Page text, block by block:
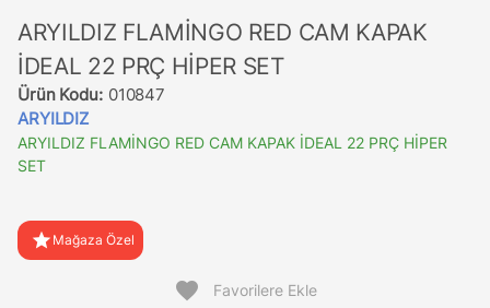
ARYILDIZ FLAMİNGO RED CAM KAPAK
İDEAL 22 PRÇ HİPER SET
Ürün Kodu: 010847
ARYILDIZ
ARYILDIZ FLAMİNGO RED CAM KAPAK İDEAL 22 PRÇ HİPER
SET
star Mağaza Özel
favorite Favorilere Ekle